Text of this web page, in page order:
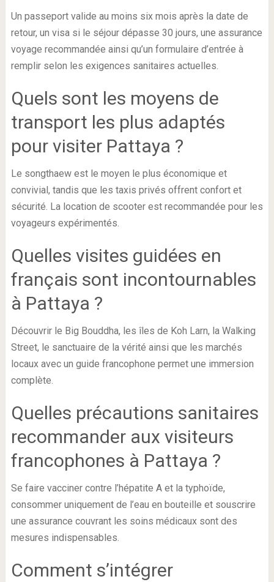
Un passeport valide au moins six mois après la date de
retour, un visa si le séjour dépasse 30 jours, une assurance
voyage recommandée ainsi qu’un formulaire d’entrée à
remplir selon les exigences sanitaires actuelles.
Quels sont les moyens de
transport les plus adaptés
pour visiter Pattaya ?
Le songthaew est le moyen le plus économique et
convivial, tandis que les taxis privés offrent confort et
sécurité. La location de scooter est recommandée pour les
voyageurs expérimentés.
Quelles visites guidées en
français sont incontournables
à Pattaya ?
Découvrir le Big Bouddha, les îles de Koh Larn, la Walking
Street, le sanctuaire de la vérité ainsi que les marchés
locaux avec un guide francophone permet une immersion
complète.
Quelles précautions sanitaires
recommander aux visiteurs
francophones à Pattaya ?
Se faire vacciner contre l’hépatite A et la typhoïde,
consommer uniquement de l’eau en bouteille et souscrire
une assurance couvrant les soins médicaux sont des
mesures indispensables.
Comment s’intégrer